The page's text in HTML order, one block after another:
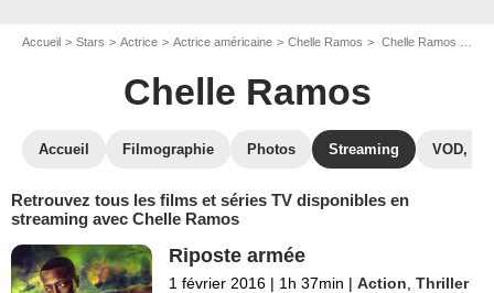
Accueil Stars Actrice Actrice américaine Chelle Ramos Chelle Ramos : Films et séries online
Chelle Ramos
Accueil Filmographie Photos Streaming VOD,
Retrouvez tous les films et séries TV disponibles en
streaming avec Chelle Ramos
Riposte armée
1 février 2016 | 1h 37min | Action ,Thriller